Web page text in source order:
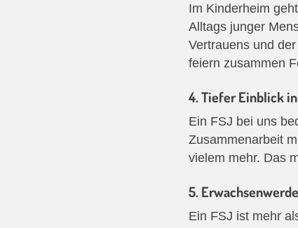
Im Kinderheim
Alltags junger
Vertrauens und
feiern zusammen
4. Tiefer Einblick
Ein FSJ bei uns
Zusammenarbeit
vielem mehr. Das
5.
Ein FSJ ist mehr